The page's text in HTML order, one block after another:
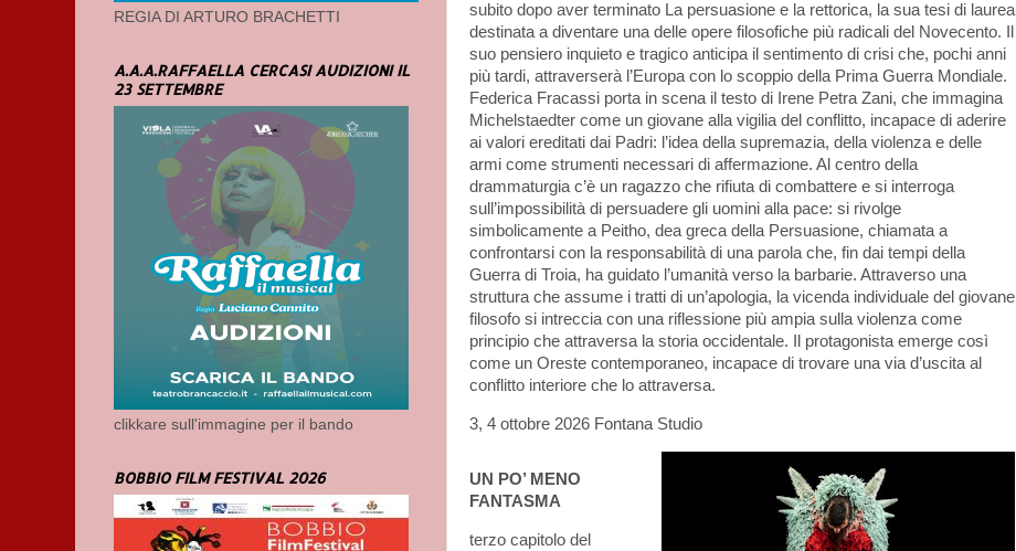
subito dopo aver terminato La persuasione e la rettorica, la sua tesi di laurea
destinata a diventare una delle opere filosofiche più radicali del Novecento. Il
suo pensiero inquieto e tragico anticipa il sentimento di crisi che, pochi anni
più tardi, attraverserà l’Europa con lo scoppio della Prima Guerra Mondiale.
Federica Fracassi porta in scena il testo di Irene Petra Zani, che immagina
Michelstaedter come un giovane alla vigilia del conflitto, incapace di aderire
ai valori ereditati dai Padri: l’idea della supremazia, della violenza e delle
armi come strumenti necessari di affermazione. Al centro della
drammaturgia c’è un ragazzo che rifiuta di combattere e si interroga
sull’impossibilità di persuadere gli uomini alla pace: si rivolge
simbolicamente a Peitho, dea greca della Persuasione, chiamata a
confrontarsi con la responsabilità di una parola che, fin dai tempi della
Guerra di Troia, ha guidato l’umanità verso la barbarie. Attraverso una
struttura che assume i tratti di un’apologia, la vicenda individuale del giovane
filosofo si intreccia con una riflessione più ampia sulla violenza come
principio che attraversa la storia occidentale. Il protagonista emerge così
come un Oreste contemporaneo, incapace di trovare una via d’uscita al
conflitto interiore che lo attraversa.
3, 4 ottobre 2026 Fontana Studio
UN PO’ MENO
FANTASMA
terzo capitolo del
REGIA DI ARTURO BRACHETTI
A.A.A.RAFFAELLA CERCASI AUDIZIONI IL
23 SETTEMBRE
clikkare sull'immagine per il bando
BOBBIO FILM FESTIVAL 2026